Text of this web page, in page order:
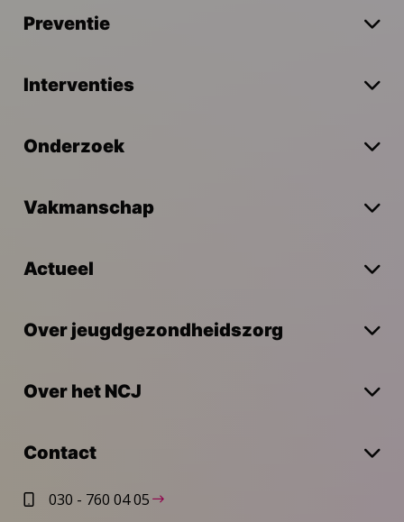
Preventie
Interventies
Onderzoek
Vakmanschap
Actueel
Over jeugdgezondheidszorg
Over het NCJ
Contact
030 - 760 04 05